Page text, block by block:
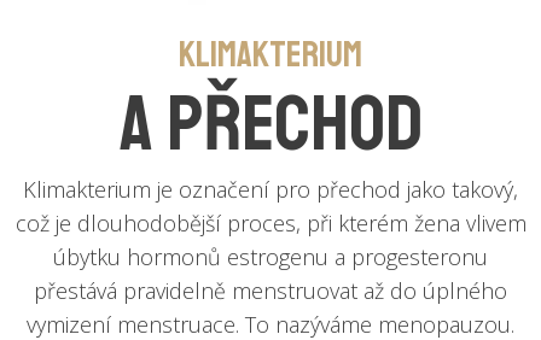
Klimakterium
a přechod
Klimakterium je označení pro přechod jako takový,
což je dlouhodobější proces, při kterém žena vlivem
úbytku hormonů estrogenu a progesteronu
přestává pravidelně menstruovat až do úplného
vymizení menstruace. To nazýváme menopauzou.